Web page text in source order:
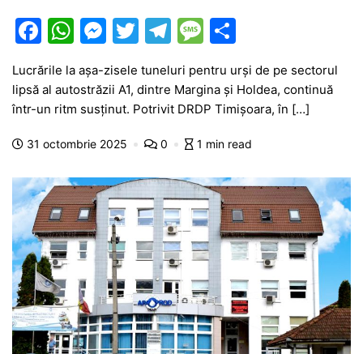
F
a
c
e
b
o
k
W
at
s
A
p
M
e
s
s
e
g
er
T
itt
er
T
el
e
gr
a
m
M
s
s
a
e
ar
ta
je
a
ă
Lucrările la așa-zisele tuneluri pentru urși de pe sectorul
lipsă al autostrăzii A1, dintre Margina și Holdea, continuă
într-un ritm susținut. Potrivit DRDP Timișoara, în […]
31 octombrie 2025 0 1 min read